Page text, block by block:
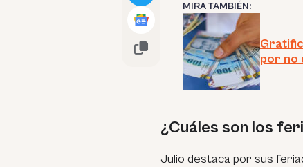
MIRA TAMBIÉN:
por no
¿Cuáles son los
Julio destaca por sus